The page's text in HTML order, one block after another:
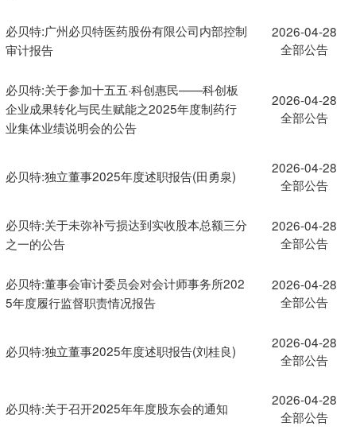
必贝特:广州必贝特医药股份有限公司内部控制
审计报告
2026-04-28
全部公告
必贝特:关于参加十五五·科创惠民——科创板
企业成果转化与民生赋能之2025年度制药行
业集体业绩说明会的公告
2026-04-28
全部公告
必贝特:独立董事2025年度述职报告(田勇泉)
2026-04-28
全部公告
必贝特:关于未弥补亏损达到实收股本总额三分
之一的公告
2026-04-28
全部公告
必贝特:董事会审计委员会对会计师事务所202
5年度履行监督职责情况报告
2026-04-28
全部公告
必贝特:独立董事2025年度述职报告(刘桂良)
2026-04-28
全部公告
必贝特:关于召开2025年年度股东会的通知
2026-04-28
全部公告